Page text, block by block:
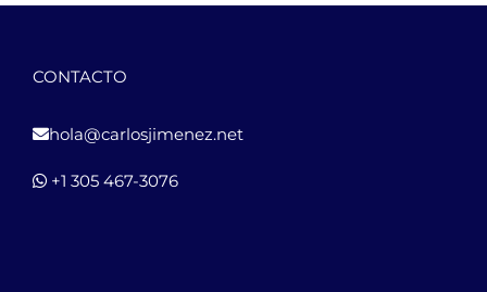
CONTACTO
hola@carlosjimenez.net
+1 305 467-3076